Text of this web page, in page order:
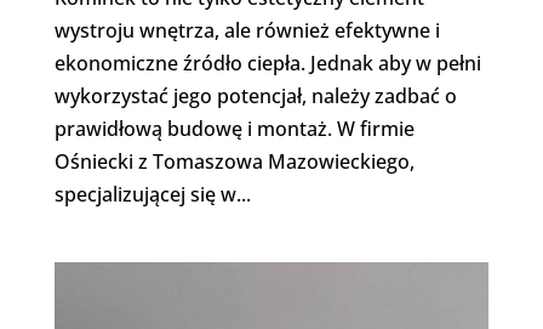
wystroju wnętrza, ale również efektywne i
ekonomiczne źródło ciepła. Jednak aby w pełni
wykorzystać jego potencjał, należy zadbać o
prawidłową budowę i montaż. W firmie
Ośniecki z Tomaszowa Mazowieckiego,
specjalizującej się w...